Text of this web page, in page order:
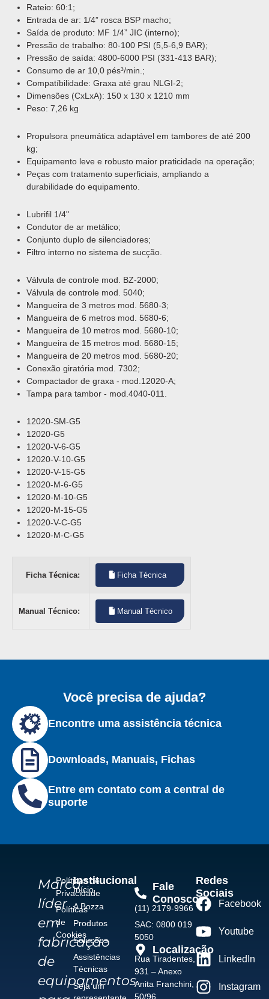
Rateio: 60:1;
Entrada de ar: 1/4” rosca BSP macho;
Saída de produto: MF 1/4” JIC (interno);
Pressão de trabalho: 80-100 PSI (5,5-6,9 BAR);
Pressão de saída: 4800-6000 PSI (331-413 BAR);
Consumo de ar 10,0 pés³/min.;
Compatíbilidade: Graxa até grau NLGI-2;
Dimensões (CxLxA): 150 x 130 x 1210 mm
Peso: 7,26 kg
Propulsora pneumática adaptável em tambores de até 200
kg;
Equipamento leve e robusto maior praticidade na operação;
Peças com tratamento superficiais, ampliando a
durabilidade do equipamento.
Lubrifil 1/4"
Condutor de ar metálico;
Conjunto duplo de silenciadores;
Filtro interno no sistema de sucção.
Válvula de controle mod. BZ-2000;
Válvula de controle mod. 5040;
Mangueira de 3 metros mod. 5680-3;
Mangueira de 6 metros mod. 5680-6;
Mangueira de 10 metros mod. 5680-10;
Mangueira de 15 metros mod. 5680-15;
Mangueira de 20 metros mod. 5680-20;
Conexão giratória mod. 7302;
Compactador de graxa - mod.12020-A;
Tampa para tambor - mod.4040-011.
12020-SM-G5
12020-G5
12020-V-6-G5
12020-V-10-G5
12020-V-15-G5
12020-M-6-G5
12020-M-10-G5
12020-M-15-G5
12020-V-C-G5
12020-M-C-G5
Ficha Técnica: Ficha Técnica
Manual Técnico: Manual Técnico
Você precisa de ajuda?
Encontre uma assistência técnica
Downloads, Manuais, Fichas
Entre em contato com a central de
suporte
Marca
líder
em
fabricação
de
equipamentos
Políticas de
Privacidade
Políticas
de
Cookies
Institucional
Início
A Bozza
Produtos
Soluções
Assistências
Técnicas
Seja um
Localização
Rua Tiradentes,
931 – Anexo
Anita Franchini,
50/96
Fale
Conosco
(11) 2179-9966
SAC: 0800 019
5050
Redes
Sociais
Facebook
Youtube
LinkedIn
Instagram